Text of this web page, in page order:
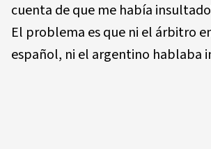
cuenta de que me había
El problema es que ni el árbitro
español, ni el argentino hablaba